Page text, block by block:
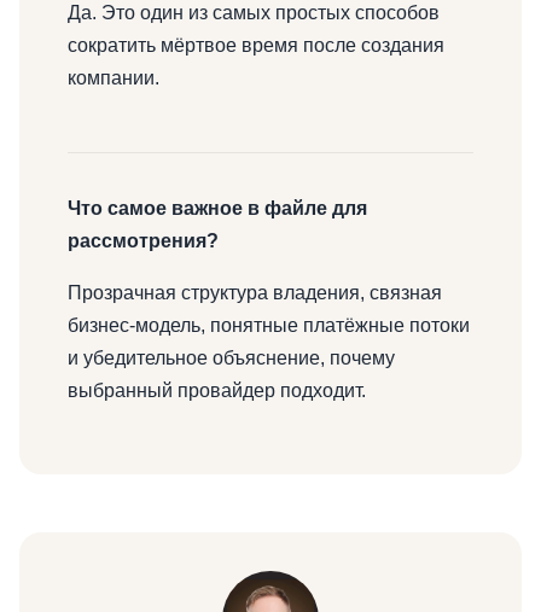
Да. Это один из самых простых способов
сократить мёртвое время после создания
компании.
Что самое важное в файле для
рассмотрения?
Прозрачная структура владения, связная
бизнес-модель, понятные платёжные потоки
и убедительное объяснение, почему
выбранный провайдер подходит.